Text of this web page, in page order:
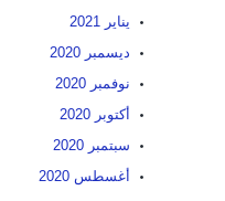
يناير 2021
ديسمبر 2020
نوفمبر 2020
أكتوبر 2020
سبتمبر 2020
أغسطس 2020